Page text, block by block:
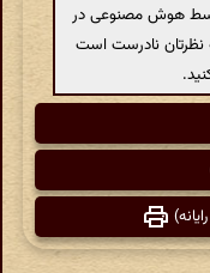
هوش مصنوعی در
نظرتان نادرست است